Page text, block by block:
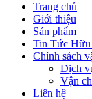
Trang chủ
Giới thiệu
Sản phẩm
Tin Tức Hữu
Chính sách
Dịch
Vận
Liên hệ